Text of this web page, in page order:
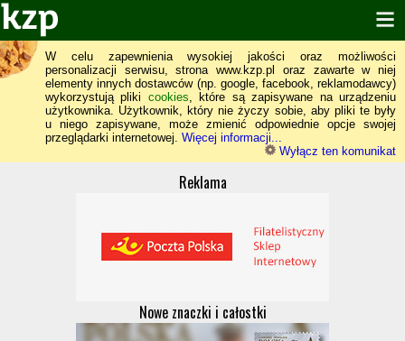
W celu zapewnienia wysokiej jakości oraz możliwości
personalizacji serwisu, strona www.kzp.pl oraz zawarte w niej
elementy innych dostawców (np. google, facebook, reklamodawcy)
wykorzystują pliki cookies, które są zapisywane na urządzeniu
użytkownika. Użytkownik, który nie życzy sobie, aby pliki te były
u niego zapisywane, może zmienić odpowiednie opcje swojej
przeglądarki internetowej. Więcej informacji...
Wyłącz ten komunikat
Reklama
Nowe znaczki i całostki